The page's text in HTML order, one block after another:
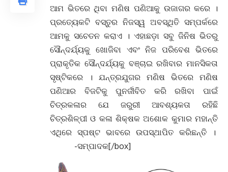
ଆମ ଭିତରେ ଥିବା ମଣିଷ ପଣିଆକୁ ଉଜାଗର କରେ ।
ପ୍ରତ୍ୟେକଟି ବସ୍ତୁର ନିଜସ୍ୱ ଅବସ୍ଥିତି ସମ୍ପର୍କରେ
ଆମକୁ ସଚେତନ କରାଏ । ଏହାଛଡ଼ା ସବୁ ଜିନିଷ ଭିତରୁ
ସୌନ୍ଦର୍ଯ୍ୟକୁ ଖୋଜିବା ଏବଂ ନିଜ ପରିବେଶ ଭିତରେ
ପ୍ରାକୃତିକ ସୌନ୍ଦର୍ଯ୍ୟକୁ ବଞ୍ଚାଇ ରଖିବାର ମାନସିକତା
ସୃଷ୍ଟିକରେ । ଯନ୍ତ୍ରଯୁଗର ମଣିଷ ଭିତରେ ମଣିଷ
ପଣିଆର ବିଜଟିକୁ ପୁନର୍ଜୀବିତ କରି ରଖିବା ପାଇଁ
ଚିତ୍ରକଳାର ଯେ ଜରୁରୀ ଆବଶ୍ୟକତା ରହିଛି
ଚିତ୍ରଶିଳ୍ପୀ ଓ କଳା ଶିକ୍ଷକ ଅଶୋକ କୁମାର ମହାନ୍ତି
ଏଥିରେ ସ୍ପଷ୍ଟ ଭାବରେ ଉପସ୍ଥାପିତ କରିଛନ୍ତି ।
-ସମ୍ପାଦକ[/box]